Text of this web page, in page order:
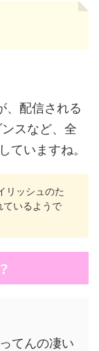
、配信される
スなど、全
ていますね。
リッシュのた
ているようで
てんの凄い